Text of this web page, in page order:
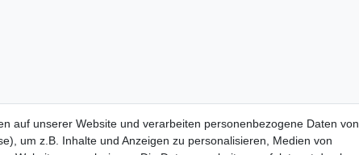
auf unserer Website und verarbeiten personenbezogene Daten von
um z.B. Inhalte und Anzeigen zu personalisieren, Medien von